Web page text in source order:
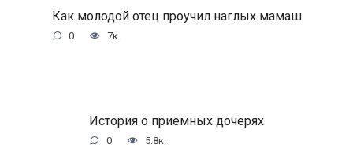
Как молодой отец проучил наглых мамаш
0 7к.
История о приемных дочерях
0 5.8к.